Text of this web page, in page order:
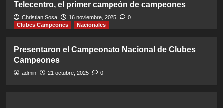
Telecentro, el primer campeón de campeones
Christian Sosa 16 noviembre, 2025
0
Clubes Campeones
Nacionales
Presentaron el Campeonato Nacional de Clubes
Campeones
admin 21 octubre, 2025 0